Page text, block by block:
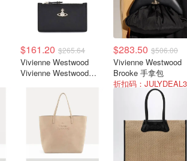
$161.20 $265.64
Vivienne Westwood
Vivienne Westwood
$283.50 $506.00
Vivienne Westwood
Brooke 手拿包
折扣码：